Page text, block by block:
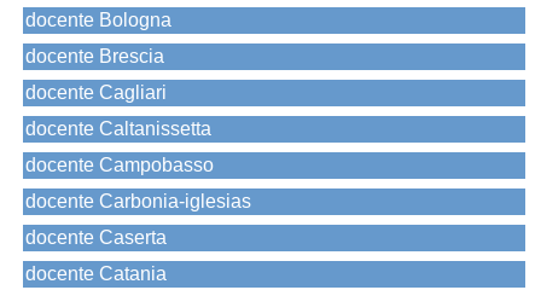
docente Bologna
docente Brescia
docente Cagliari
docente Caltanissetta
docente Campobasso
docente Carbonia-iglesias
docente Caserta
docente Catania